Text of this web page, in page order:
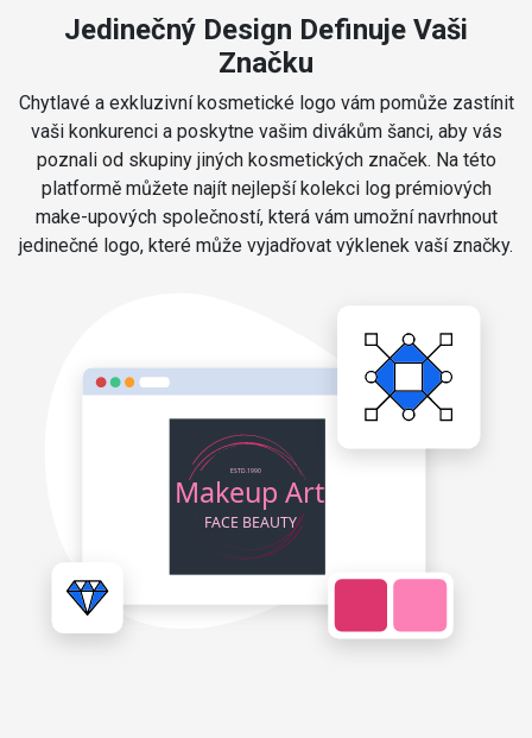
Jedinečný Design Definuje Vaši
Značku
Chytlavé a exkluzivní kosmetické logo vám pomůže zastínit
vaši konkurenci a poskytne vašim divákům šanci, aby vás
poznali od skupiny jiných kosmetických značek. Na této
platformě můžete najít nejlepší kolekci log prémiových
make-upových společností, která vám umožní navrhnout
jedinečné logo, které může vyjadřovat výklenek vaší značky.